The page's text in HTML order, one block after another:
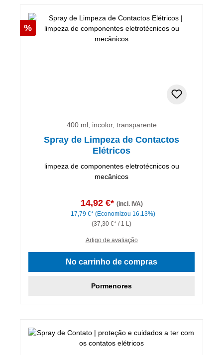
Desconto
%
400 ml, incolor, transparente
Spray de Limpeza de Contactos
Elétricos
limpeza de componentes eletrotécnicos ou
mecânicos
14,92 €* (incl. IVA)
17,79 €* (Economizou 16.13%)
(37,30 €* / 1 L)
Artigo de avaliação
No carrinho de compras
Pormenores